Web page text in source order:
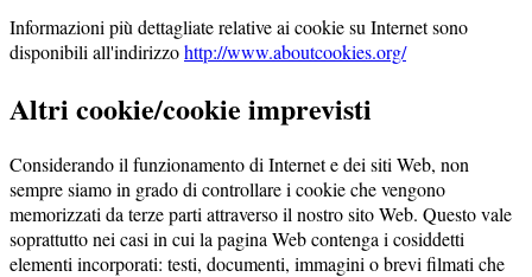
Informazioni più dettagliate relative ai cookie su Internet sono
disponibili all'indirizzohttp://www.aboutcookies.org/
Altri cookie/cookie imprevisti
Considerando il funzionamento di Internet e dei siti Web, non
sempre siamo in grado di controllare i cookie che vengono
memorizzati da terze parti attraverso il nostro sito Web. Questo vale
soprattutto nei casi in cui la pagina Web contenga i cosiddetti
elementi incorporati: testi, documenti, immagini o brevi filmati che